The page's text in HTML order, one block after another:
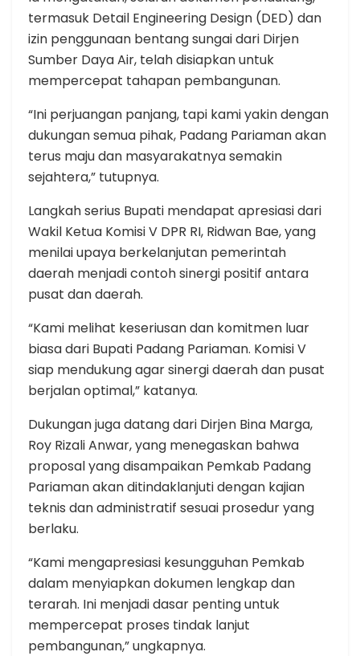
termasuk Detail Engineering Design (DED) dan
izin penggunaan bentang sungai dari Dirjen
Sumber Daya Air, telah disiapkan untuk
mempercepat tahapan pembangunan.
“Ini perjuangan panjang, tapi kami yakin dengan
dukungan semua pihak, Padang Pariaman akan
terus maju dan masyarakatnya semakin
sejahtera,” tutupnya.
Langkah serius Bupati mendapat apresiasi dari
Wakil Ketua Komisi V DPR RI, Ridwan Bae, yang
menilai upaya berkelanjutan pemerintah
daerah menjadi contoh sinergi positif antara
pusat dan daerah.
“Kami melihat keseriusan dan komitmen luar
biasa dari Bupati Padang Pariaman. Komisi V
siap mendukung agar sinergi daerah dan pusat
berjalan optimal,” katanya.
Dukungan juga datang dari Dirjen Bina Marga,
Roy Rizali Anwar, yang menegaskan bahwa
proposal yang disampaikan Pemkab Padang
Pariaman akan ditindaklanjuti dengan kajian
teknis dan administratif sesuai prosedur yang
berlaku.
“Kami mengapresiasi kesungguhan Pemkab
dalam menyiapkan dokumen lengkap dan
terarah. Ini menjadi dasar penting untuk
mempercepat proses tindak lanjut
pembangunan,” ungkapnya.